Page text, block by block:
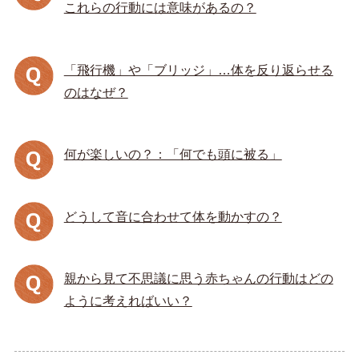
これらの行動には意味があるの？
「飛行機」や「ブリッジ」…体を反り返らせる
のはなぜ？
何が楽しいの？：「何でも頭に被る」
どうして音に合わせて体を動かすの？
親から見て不思議に思う赤ちゃんの行動はどの
ように考えればいい？